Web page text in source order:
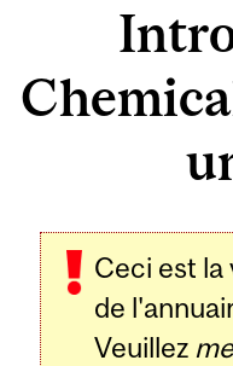
Ceci est la
de
Veuillez